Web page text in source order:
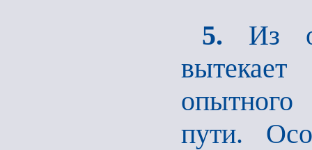
5. Из
пути.